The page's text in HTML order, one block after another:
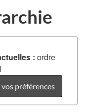
: ordre
préférences